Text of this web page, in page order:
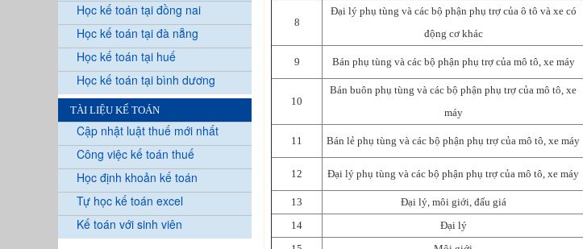
Học kế toán tại đồng nai
Học kế toán tại đà nẵng
Học kế toán tại huế
Học kế toán tại bình dương
TÀI LIỆU KẾ TOÁN
Cập nhật luật thuế mới nhất
Công việc kế toán thuế
Học định khoản kế toán
Tự học kế toán excel
Kế toán với sinh viên
8
Đại lý phụ tùng và các bộ phận phụ trợ của ô tô và xe có
động cơ khác
9 Bán phụ tùng và các bộ phận phụ trợ của mô tô, xe máy
10
Bán buôn phụ tùng và các bộ phận phụ trợ của mô tô, xe
máy
11 Bán lẻ phụ tùng và các bộ phận phụ trợ của mô tô, xe máy
12 Đại lý phụ tùng và các bộ phận phụ trợ của mô tô, xe máy
13 Đại lý, môi giới, đấu giá
14
Đại lý